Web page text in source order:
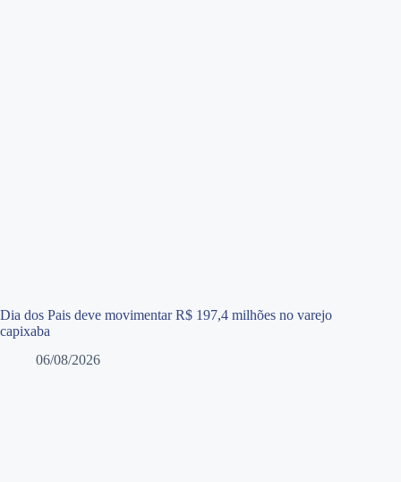
Dia dos Pais deve movimentar R$ 197,4 milhões no varejo
capixaba
06/08/2026